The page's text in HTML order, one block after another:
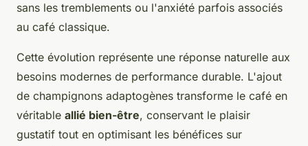
sans les tremblements ou l'anxiété parfois associés
au café classique.
Cette évolution représente une réponse naturelle aux
besoins modernes de performance durable. L'ajout
de champignons adaptogènes transforme le café en
véritable allié bien-être, conservant le plaisir
gustatif tout en optimisant les bénéfices sur